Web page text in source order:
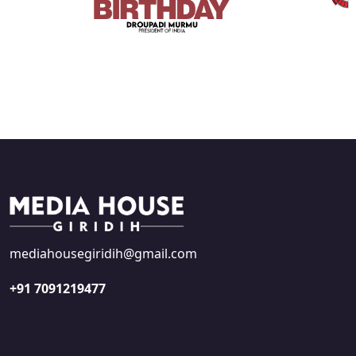
mediahousegiridih@gmail.com
+91 7091219477